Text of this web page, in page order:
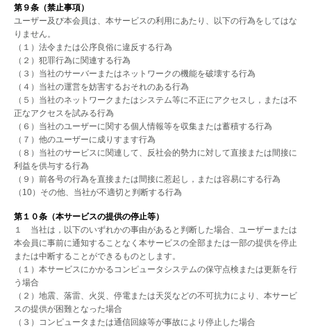
第９条（禁止事項）
ユーザー及び本会員は、本サービスの利用にあたり、以下の行為をしてはな
りません。
（１）法令または公序良俗に違反する行為
（２）犯罪行為に関連する行為
（３）当社のサーバーまたはネットワークの機能を破壊する行為
（４）当社の運営を妨害するおそれのある行為
（５）当社のネットワークまたはシステム等に不正にアクセスし，または不
正なアクセスを試みる行為
（６）当社のユーザーに関する個人情報等を収集または蓄積する行為
（７）他のユーザーに成りすます行為
（８）当社のサービスに関連して、反社会的勢力に対して直接または間接に
利益を供与する行為
（９）前各号の行為を直接または間接に惹起し，または容易にする行為
（10）その他、当社が不適切と判断する行為
第１０条（本サービスの提供の停止等）
１ 当社は，以下のいずれかの事由があると判断した場合、ユーザーまたは
本会員に事前に通知することなく本サービスの全部または一部の提供を停止
または中断することができるものとします。
（１）本サービスにかかるコンピュータシステムの保守点検または更新を行
う場合
（２）地震、落雷、火災、停電または天災などの不可抗力により、本サービ
スの提供が困難となった場合
（３）コンピュータまたは通信回線等が事故により停止した場合